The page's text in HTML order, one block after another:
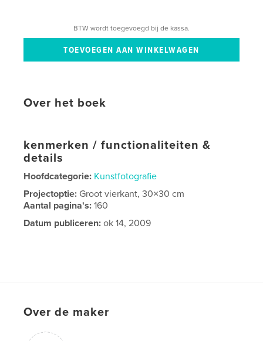
BTW wordt toegevoegd bij de kassa.
Over het boek
kenmerken / functionaliteiten &
details
Hoofdcategorie: Kunstfotografie
Projectoptie: Groot vierkant, 30×30 cm
Aantal pagina's:160
Datum publiceren: ok 14, 2009
Over de maker